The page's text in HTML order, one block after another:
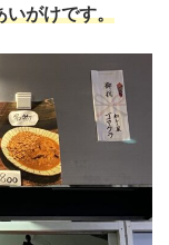
いがけです。